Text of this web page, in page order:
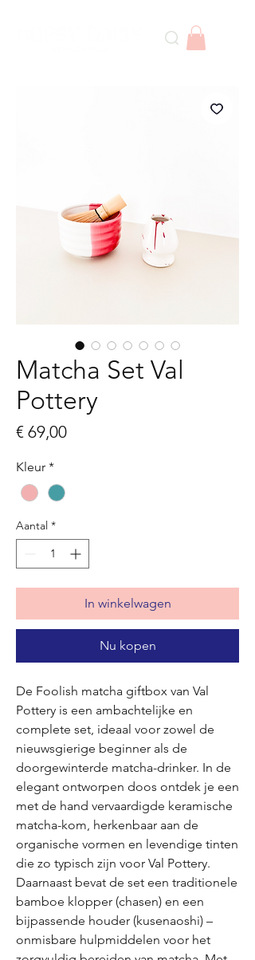
Matcha Set Val
Pottery
€ 69,00Prijs
Kleur *
Aantal *
In winkelwagen
Nu kopen
De Foolish matcha giftbox van Val
Pottery is een ambachtelijke en
complete set, ideaal voor zowel de
nieuwsgierige beginner als de
doorgewinterde matcha-drinker. In de
elegant ontworpen doos ontdek je een
met de hand vervaardigde keramische
matcha-kom, herkenbaar aan de
organische vormen en levendige tinten
die zo typisch zijn voor Val Pottery.
Daarnaast bevat de set een traditionele
bamboe klopper (chasen) en een
bijpassende houder (kusenaoshi) –
onmisbare hulpmiddelen voor het